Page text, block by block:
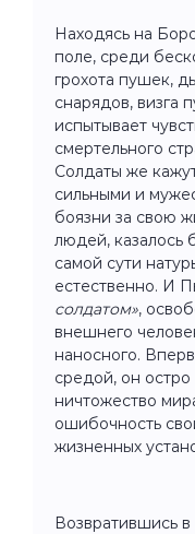
Находясь на
поле, среди
грохота пушек,
снарядов, визга
испытывает
смертельного
Солдаты же
сильными и
боязни за свою
людей, казалось
самой сути
естественно. И
солдатом»,
внешнего
наносного.
средой, он остро
ничтожество
ошибочность
жизненных
Возвратившись